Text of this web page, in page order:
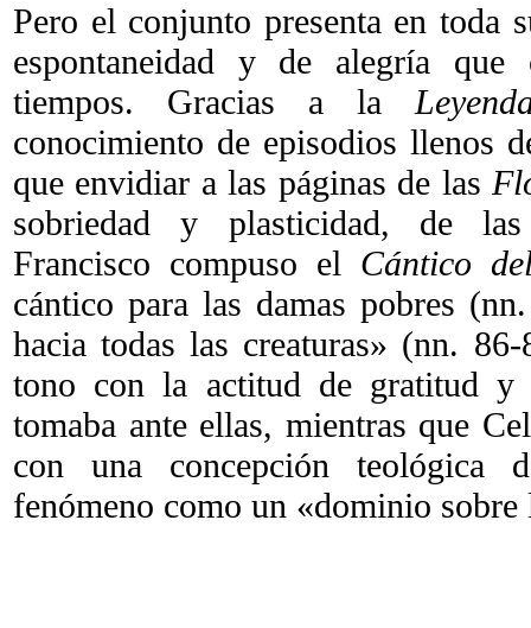
Pero el conjunto presenta en toda
espontaneidad y de alegría que
tiempos. Gracias a la
conocimiento de episodios llenos
que envidiar a las páginas de las
sobriedad y plasticidad, de
Francisco compuso el Cántico
cántico para las damas pobres
hacia todas las creaturas» (nn.
tono con la actitud de gratitud y
tomaba ante ellas, mientras que
con una concepción teológica
fenómeno como un «dominio sobre